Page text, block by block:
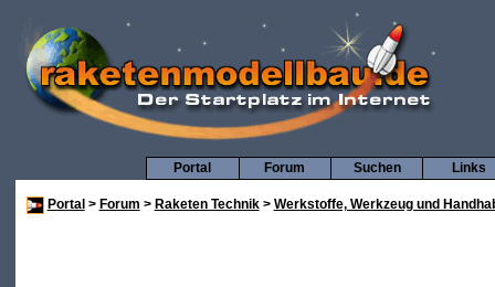
Links
Suchen
Forum
Portal
Portal > Forum > Raketen Technik> Werkstoffe, Werkzeug und